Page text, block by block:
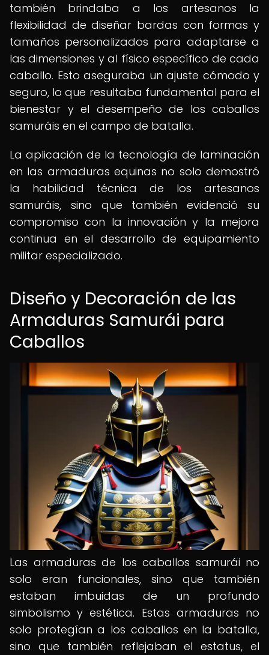
también brindaba a los artesanos la
flexibilidad de diseñar bardas con formas y
tamaños personalizados para adaptarse a
las dimensiones y al físico específico de cada
caballo. Esto aseguraba un ajuste cómodo y
seguro, lo que resultaba fundamental para el
bienestar y el desempeño de los caballos
samuráis en el campo de batalla.
La aplicación de la tecnología de laminación
en las armaduras equinas no solo demostró
la habilidad técnica de los artesanos
samuráis, sino que también evidenció su
compromiso con la innovación y la mejora
continua en el desarrollo de equipamiento
militar especializado.
Diseño y Decoración de las
Armaduras Samurái para
Caballos
Las armaduras de los caballos samurái no
solo eran funcionales, sino que también
estaban imbuidas de un profundo
simbolismo y estética. Estas armaduras no
solo protegían a los caballos en la batalla,
sino que también reflejaban el estatus, el